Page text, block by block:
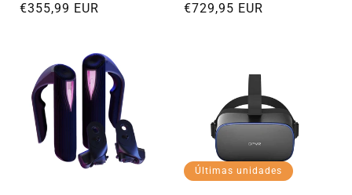
Precio habitual
€355,99 EUR Precio habitual
€729,95 EUR
Últimas unidades